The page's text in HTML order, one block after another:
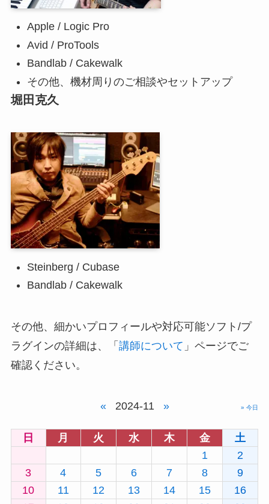
Apple / Logic Pro
Avid / ProTools
Bandlab / Cakewalk
その他、機材周りのご相談やセットアップ
堀田克久
Steinberg / Cubase
Bandlab / Cakewalk
その他、細かいプロフィールや対応可能ソフト/プ
ラグインの詳細は、「 講師について 」ページでご
確認ください。
« 2024-11 » » 今日
日 月 火 水 木 金
土
1
2
3
4 5 6 7 8
9
10
11 12 13 14 15
16